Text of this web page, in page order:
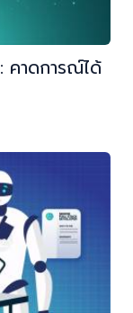
คาดการณ์ได้